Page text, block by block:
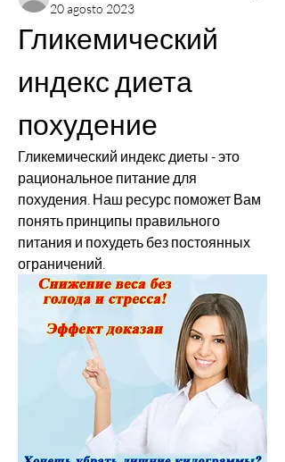
20 agosto 2023
Гликемический
индекс диета
похудение
Гликемический индекс диеты - это
рациональное питание для
похудения. Наш ресурс поможет Вам
понять принципы правильного
питания и похудеть без постоянных
ограничений.